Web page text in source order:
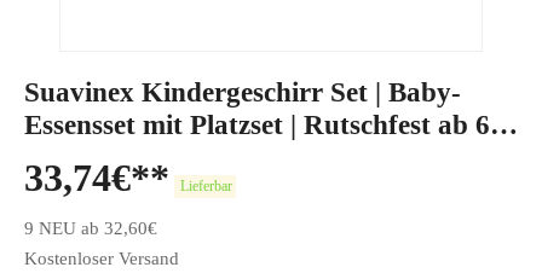
Suavinex Kindergeschirr Set | Baby-
Essensset mit Platzset | Rutschfest ab 6
Monaten
33,74€ Lieferbar
9 NEU ab 32,60€
Kostenloser Versand